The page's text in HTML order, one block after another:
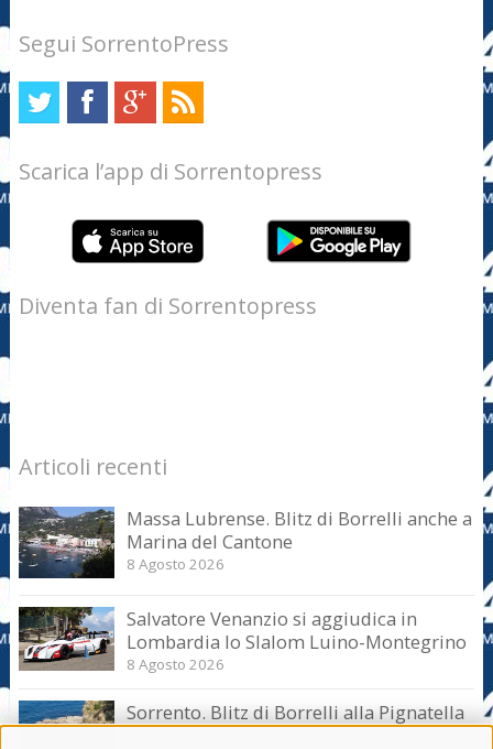
Segui SorrentoPress
Scarica l’app di Sorrentopress
Diventa fan di Sorrentopress
Articoli recenti
Massa Lubrense. Blitz di Borrelli anche a
Marina del Cantone
8 Agosto 2026
Salvatore Venanzio si aggiudica in
Lombardia lo Slalom Luino-Montegrino
8 Agosto 2026
Sorrento. Blitz di Borrelli alla Pignatella
– video –